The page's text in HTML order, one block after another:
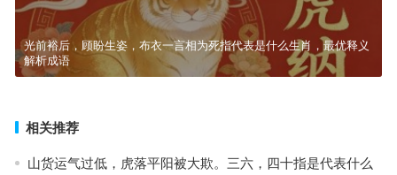
光前裕后，顾盼生姿，布衣一言相为死指代表是什么生肖，最优释义
解析成语
相关推荐
山货运气过低，虎落平阳被大欺。三六，四十指是代表什么